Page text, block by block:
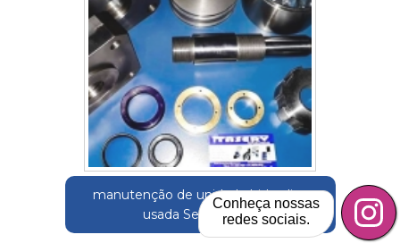
manutenção de unidade hidraulica
usada Sertãozinho
Conheça nossas
redes sociais.